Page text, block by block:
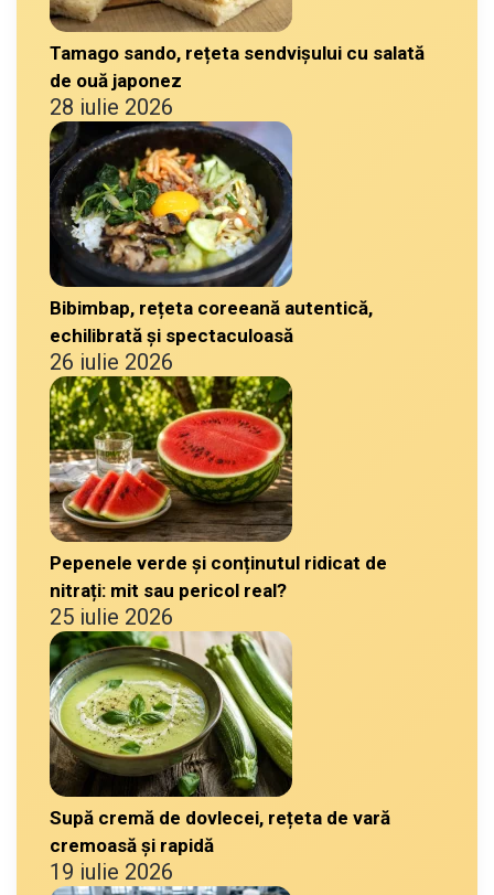
Tamago sando, rețeta sendvișului cu salată
de ouă japonez
28 iulie 2026
Bibimbap, rețeta coreeană autentică,
echilibrată și spectaculoasă
26 iulie 2026
Pepenele verde și conținutul ridicat de
nitrați: mit sau pericol real?
25 iulie 2026
Supă cremă de dovlecei, rețeta de vară
cremoasă și rapidă
19 iulie 2026